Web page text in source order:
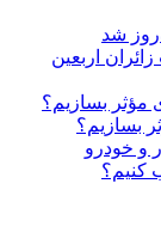
شد
اربعین
بسازیم؟
بسازیم؟
و خودرو
کنیم؟